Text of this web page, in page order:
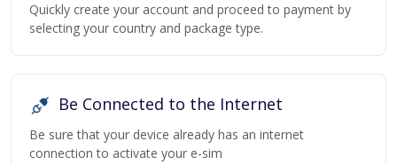
Quickly create your account and proceed to payment by
selecting your country and package type.
Be Connected to the Internet
Be sure that your device already has an internet
connection to activate your e-sim